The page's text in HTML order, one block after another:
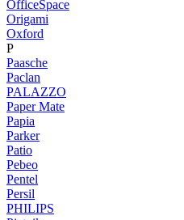
OfficeSpace
Origami
Oxford
P
Paasche
Paclan
PALAZZO
Paper Mate
Papia
Parker
Patio
Pebeo
Pentel
Persil
PHILIPS